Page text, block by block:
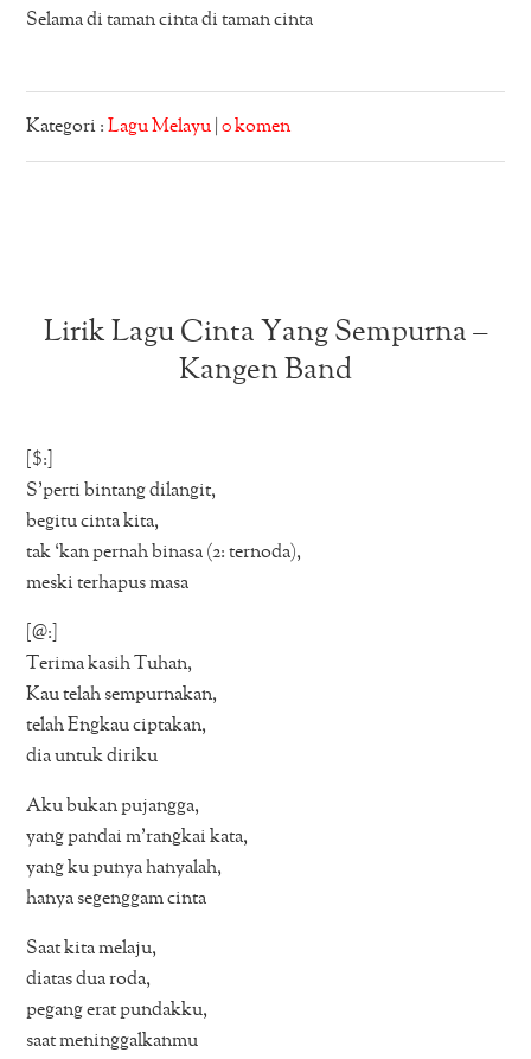
Selama di taman cinta di taman cinta
Kategori :Lagu Melayu |0 komen
Lirik Lagu Cinta Yang Sempurna –
Kangen Band
[$:]
S’perti bintang dilangit,
begitu cinta kita,
tak ‘kan pernah binasa (2: ternoda),
meski terhapus masa
[@:]
Terima kasih Tuhan,
Kau telah sempurnakan,
telah Engkau ciptakan,
dia untuk diriku
Aku bukan pujangga,
yang pandai m’rangkai kata,
yang ku punya hanyalah,
hanya segenggam cinta
Saat kita melaju,
diatas dua roda,
pegang erat pundakku,
saat meninggalkanmu